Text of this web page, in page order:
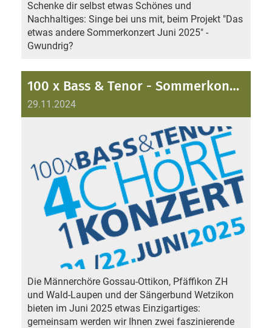
Schenke dir selbst etwas Schönes und
Nachhaltiges: Singe bei uns mit, beim Projekt "Das
etwas andere Sommerkonzert Juni 2025" -
Gwundrig?
100 x Bass & Tenor - Sommerkonzert 2025
29.11.2024
Die Männerchöre Gossau-Ottikon, Pfäffikon ZH
und Wald-Laupen und der Sängerbund Wetzikon
bieten im Juni 2025 etwas Einzigartiges:
gemeinsam werden wir Ihnen zwei faszinierende